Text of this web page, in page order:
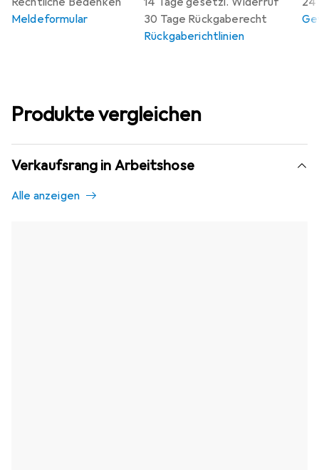
30 Tage Rückgaberecht
Rückgaberichtlinien
Meldeformular
Produkte vergleichen
Verkaufsrang in Arbeitshose
Alle anzeigen